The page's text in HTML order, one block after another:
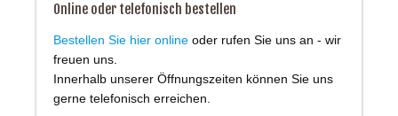
Online oder telefonisch bestellen
Bestellen Sie hier online oder rufen Sie uns an - wir
freuen uns.
Innerhalb unserer Öffnungszeiten können Sie uns
gerne telefonisch erreichen.